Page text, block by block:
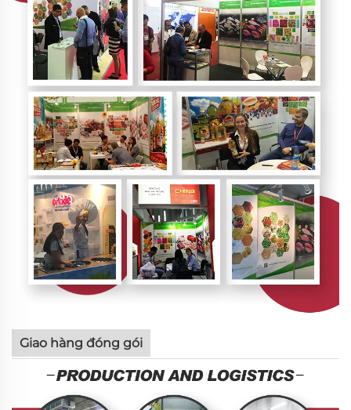
Giao hàng đóng gói